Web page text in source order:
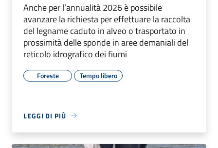
Anche per l’annualità 2026 è possibile
avanzare la richiesta per effettuare la raccolta
del legname caduto in alveo o trasportato in
prossimità delle sponde in aree demaniali del
reticolo idrografico dei fiumi
Foreste Tempo libero
LEGGI DI PIÙ